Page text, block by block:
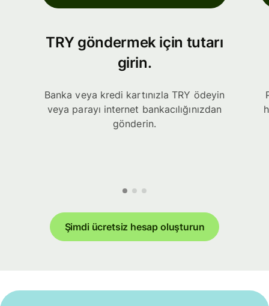
TRY göndermek için tutarı
girin.
Banka veya kredi kartınızla TRY ödeyin
veya parayı internet bankacılığınızdan
gönderin.
Şimdi ücretsiz hesap oluşturun